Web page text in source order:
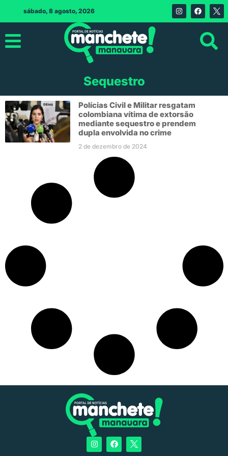
sábado, 8 agosto, 2026
Sequestro
Polícias Civil e Militar resgatam
colombiana vítima de extorsão
mediante sequestro e prendem
dupla envolvida no crime
2 de dezembro de 2024